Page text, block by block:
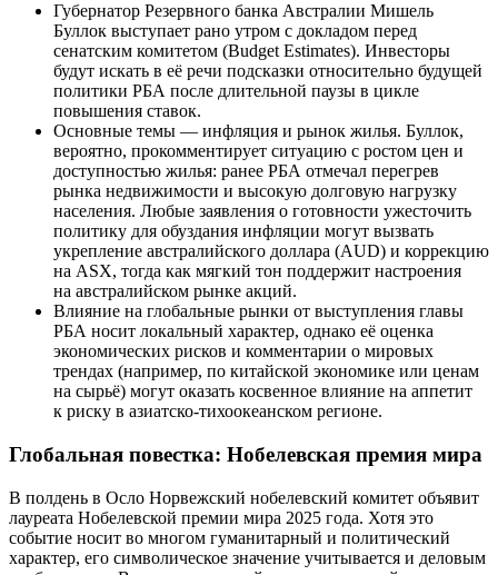
Губернатор Резервного банка Австралии Мишель
Буллок выступает рано утром с докладом перед
сенатским комитетом (Budget Estimates). Инвесторы
будут искать в её речи подсказки относительно будущей
политики РБА после длительной паузы в циклe
повышения ставок.
Основные темы — инфляция и рынок жилья. Буллок,
вероятно, прокомментирует ситуацию с ростом цен и
доступностью жилья: ранее РБА отмечал перегрев
рынка недвижимости и высокую долговую нагрузку
населения. Любые заявления о готовности ужесточить
политику для обуздания инфляции могут вызвать
укрепление австралийского доллара (AUD) и коррекцию
на ASX, тогда как мягкий тон поддержит настроения
на австралийском рынке акций.
Влияние на глобальные рынки от выступления главы
РБА носит локальный характер, однако её оценка
экономических рисков и комментарии о мировых
трендах (например, по китайской экономике или ценам
на сырьё) могут оказать косвенное влияние на аппетит
к риску в азиатско-тихоокеанском регионе.
Глобальная повестка: Нобелевская премия мира
В полдень в Осло Норвежский нобелевский комитет объявит
лауреата Нобелевской премии мира 2025 года. Хотя это
событие носит во многом гуманитарный и политический
характер, его символическое значение учитывается и деловым